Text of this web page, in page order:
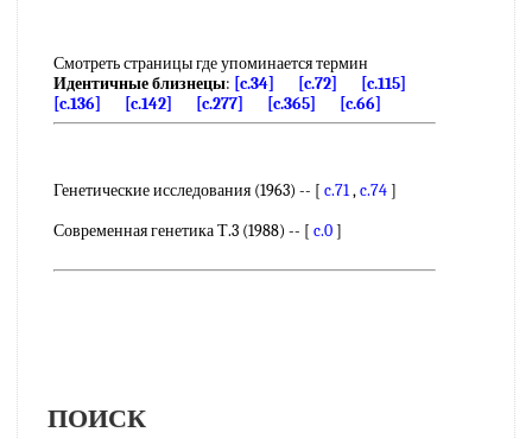
Смотреть страницы где упоминается термин
Идентичные близнецы: [c.34] [c.72]
[c.115]
[c.136]
[c.142] [c.277] [c.365] [c.66]
Генетические исследования (1963) -- [ c.71,c.74]
Современная генетика Т.3 (1988) -- [ c.0]
ПОИСК